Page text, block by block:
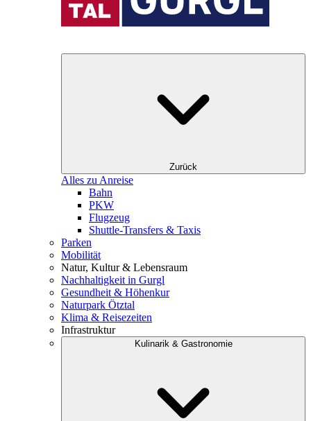
Zurück
Alles zu Anreise
Bahn
PKW
Flugzeug
Shuttle-Transfers & Taxis
Parken
Mobilität
Natur, Kultur & Lebensraum
Nachhaltigkeit in Gurgl
Gesundheit & Höhenkur
Naturpark Ötztal
Klima & Reisezeiten
Infrastruktur
Kulinarik & Gastronomie